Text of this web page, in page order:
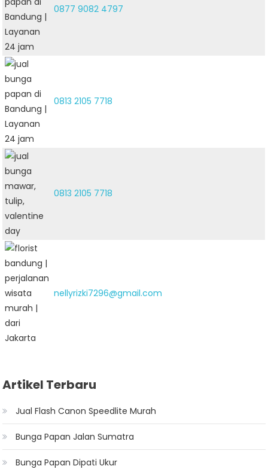
0877 9082 4797
0813 2105 7718
0813 2105 7718
nellyrizki7296@gmail.com
Artikel Terbaru
Jual Flash Canon Speedlite Murah
Bunga Papan Jalan Sumatra
Bunga Papan Dipati Ukur